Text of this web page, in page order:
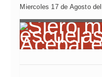
Miercoles 17 de Agosto